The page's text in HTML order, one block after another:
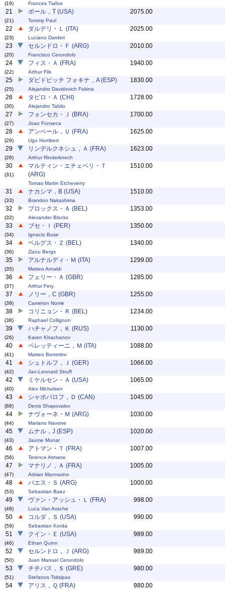
(19) Frances Tiafoe
21
(21)
ポール，T (USA)
Tommy Paul
2075.00
22
(23)
ダルデリ・Ｌ (ITA)
Luciano Darderi
2025.00
23
(20)
セルンドロ・Ｆ (ARG)
Francisco Cerundolo
2010.00
24
(22)
フィス・Ａ (FRA)
Arthur Fils
1940.00
25
(25)
ダビドビッチ フォキナ，A (ESP)
Alejandro Davidovich Fokina
1830.00
26
(30)
タビロ・Ａ (CHI)
Alejandro Tabilo
1728.00
27
(27)
フォンセカ・Ｊ (BRA)
Joao Fonseca
1700.00
28
(29)
アンベール，Ｕ (FRA)
Ugo Humbert
1625.00
29
(28)
リンデルクネシュ，Ａ (FRA)
Arthur Rinderknech
1623.00
30
(31)
マルティン・エチェベリ・Ｔ
(ARG)
Tomas Martin Etcheverry
1510.00
31
(33)
ナカシマ，B (USA)
Brandon Nakashima
1510.00
32
(32)
ブロックス・Ａ (BEL)
Alexander Blockx
1353.00
33
(34)
ブセ・Ｉ (PER)
Ignacio Buse
1350.00
34
(36)
ベルグス・Ｚ (BEL)
Zizou Bergs
1340.00
35
(35)
アルナルディ・Ｍ (ITA)
Matteo Arnaldi
1299.00
36
(37)
フェリー・Ａ (GBR)
Arthur Fery
1285.00
37
(39)
ノリー，C (GBR)
Cameron Norrie
1255.00
38
(38)
コリニョン・Ｒ (BEL)
Raphael Collignon
1234.00
39
(26)
ハチャノフ，Ｋ (RUS)
Karen Khachanov
1130.00
40
(41)
ベレッティーニ，Ｍ (ITA)
Matteo Berrettini
1088.00
41
(42)
シュトルフ，Ｊ (GER)
Jan-Lennard Struff
1066.00
42
(40)
ミケルセン・Ａ (USA)
Alex Michelsen
1065.00
43
(68)
シャポバロフ，Ｄ (CAN)
Denis Shapovalov
1045.00
44
(44)
ナヴォーネ・Ｍ (ARG)
Mariano Navone
1030.00
45
(43)
ムナル，J (ESP)
Jaume Munar
1020.00
46
(56)
アトマン・Ｔ (FRA)
Terence Atmane
1007.00
47
(47)
マナリノ，Ａ (FRA)
Adrian Mannarino
1005.00
48
(53)
バエス・Ｓ (ARG)
Sebastian Baez
1000.00
49
(48)
ヴァン・アッシュ・Ｌ (FRA)
Luca Van Assche
998.00
50
(59)
コルダ，Ｓ (USA)
Sebastian Korda
990.00
51
(46)
クイン・Ｅ (USA)
Ethan Quinn
989.00
52
(50)
セルンドロ，Ｊ (ARG)
Juan Manuel Cerundolo
989.00
53
(51)
チチパス，Ｓ (GRE)
Stefanos Tsitsipas
980.00
54 アリス，Ｑ (FRA) 980.00